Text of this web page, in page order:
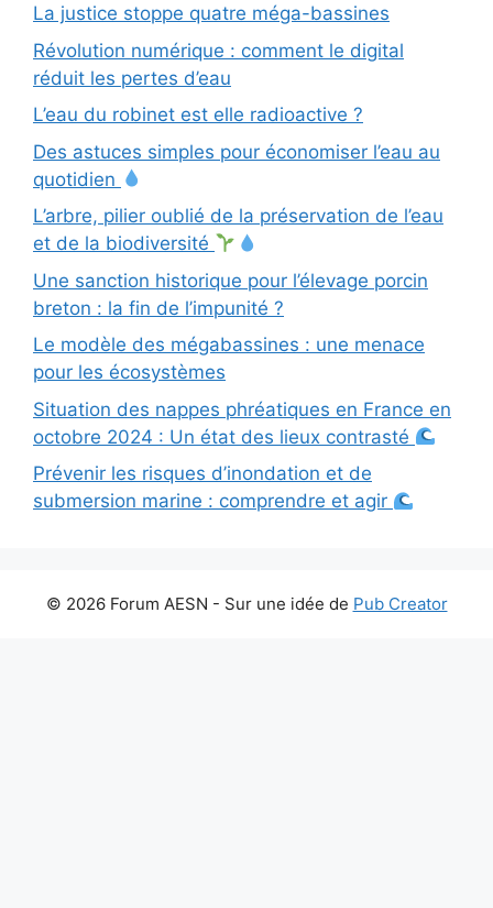
La justice stoppe quatre méga-bassines
Révolution numérique : comment le digital
réduit les pertes d’eau
L’eau du robinet est elle radioactive ?
Des astuces simples pour économiser l’eau au
quotidien
L’arbre, pilier oublié de la préservation de l’eau
et de la biodiversité
Une sanction historique pour l’élevage porcin
breton : la fin de l’impunité ?
Le modèle des mégabassines : une menace
pour les écosystèmes
Situation des nappes phréatiques en France en
octobre 2024 : Un état des lieux contrasté
Prévenir les risques d’inondation et de
submersion marine : comprendre et agir
© 2026 Forum AESN - Sur une idée de Pub Creator